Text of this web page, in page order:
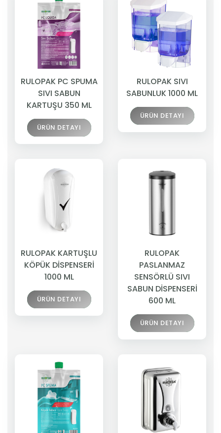
RULOPAK PC SPUMA
SIVI SABUN
KARTUŞU 350 ML
ÜRÜN DETAYI
RULOPAK SIVI
SABUNLUK 1000 ML
ÜRÜN DETAYI
RULOPAK KARTUŞLU
KÖPÜK DİSPENSERİ
1000 ML
ÜRÜN DETAYI
RULOPAK
PASLANMAZ
SENSÖRLÜ SIVI
SABUN DİSPENSERİ
600 ML
ÜRÜN DETAYI